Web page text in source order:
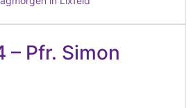
– Pfr. Simon